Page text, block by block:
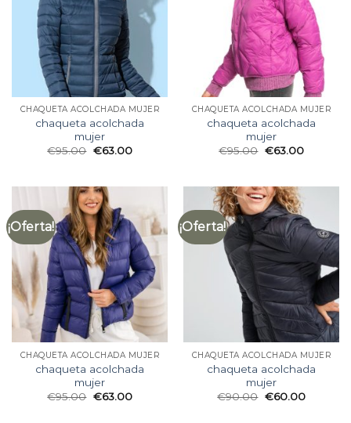
CHAQUETA ACOLCHADA MUJER
chaqueta acolchada
mujer
€95.00 €63.00
CHAQUETA ACOLCHADA MUJER
chaqueta acolchada
mujer
€95.00 €63.00
¡Oferta!
CHAQUETA ACOLCHADA MUJER
chaqueta acolchada
mujer
€95.00 €63.00
¡Oferta!
CHAQUETA ACOLCHADA MUJER
chaqueta acolchada
mujer
€90.00 €60.00